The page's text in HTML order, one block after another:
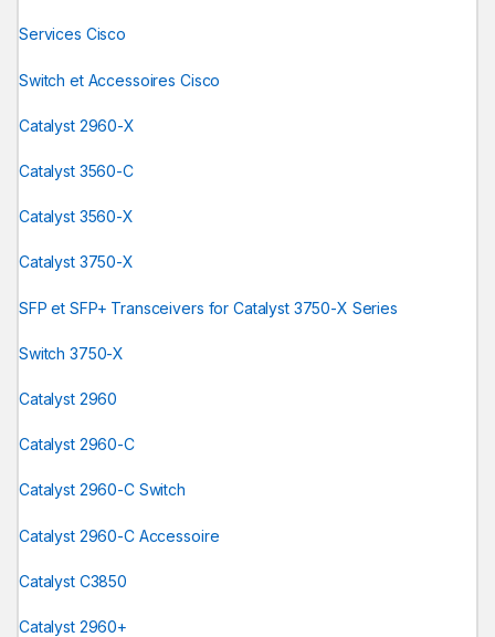
Services Cisco
Switch et Accessoires Cisco
Catalyst 2960-X
Catalyst 3560-C
Catalyst 3560-X
Catalyst 3750-X
SFP et SFP+ Transceivers for Catalyst 3750-X Series
Switch 3750-X
Catalyst 2960
Catalyst 2960-C
Catalyst 2960-C Switch
Catalyst 2960-C Accessoire
Catalyst C3850
Catalyst 2960+